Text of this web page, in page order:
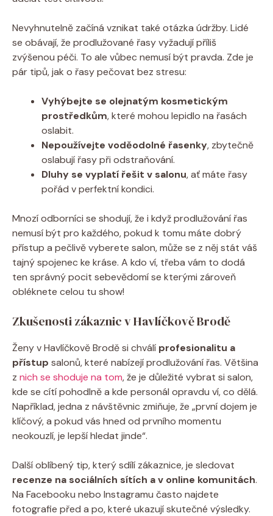
Nevyhnutelně začíná ‍vznikat také otázka údržby. Lidé
se obávají, že prodlužované řasy vyžadují příliš
zvýšenou péči. To ale​ vůbec nemusí být pravda. Zde je
pár tipů, jak o řasy pečovat⁤ bez stresu:
Vyhýbejte se olejnatým kosmetickým
prostředkům, které mohou lepidlo na řasách
oslabit.
Nepoužívejte voděodolné řasenky, zbytečně‍
oslabují ​řasy při odstraňování.
Dluhy se vyplatí řešit v salonu, ať máte řasy⁢
pořád v ​perfektní kondici.
Mnozí odborníci se shodují, že i když prodlužování řas
nemusí být pro každého, pokud k tomu máte dobrý‍
přístup a pečlivě vyberete salon, může se ​z něj⁣ stát váš
tajný ⁣spojenec ke kráse. A kdo ví, třeba vám to dodá
ten správný pocit sebevědomí se kterými zároveň
obléknete celou tu show!
Zkušenosti zákaznic v ⁢Havlíčkově Brodě
Ženy v Havlíčkově‌ Brodě si chválí profesionalitu a
přístup salonů, které nabízejí prodlužování řas. Většina
z nich se shoduje na tom, že je důležité vybrat si salon,
kde se cítí pohodlně a kde personál opravdu ví, co dělá.
Například, jedna z návštěvnic zmiňuje, že „první dojem je
klíčový, a pokud vás ‍hned ⁣od prvního momentu
neokouzlí, je lepší hledat jinde“.
Další oblíbený tip, který sdílí zákaznice, je sledovat‌
recenze na ⁢sociálních sítích a v online komunitách.
Na Facebooku nebo Instagramu často najdete ​
fotografie před a po, které ukazují skutečné ⁢výsledky.